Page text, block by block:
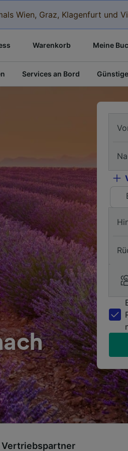
Wien, Graz, Klagenfurt und
Warenkorb Meine
Services an Bord